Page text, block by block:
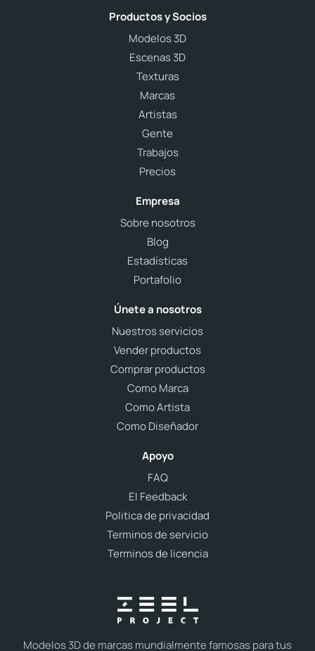
Modelos 3D de marcas mundialmente famosas para tus
Productos y Socios
Modelos 3D
Escenas 3D
Texturas
Marcas
Artistas
Gente
Trabajos
Precios
Empresa
Sobre nosotros
Blog
Estadísticas
Portafolio
Únete a nosotros
Nuestros servicios
Vender productos
Comprar productos
Como Marca
Como Artista
Como Diseñador
Apoyo
FAQ
El Feedback
Politica de privacidad
Terminos de servicio
Terminos de licencia